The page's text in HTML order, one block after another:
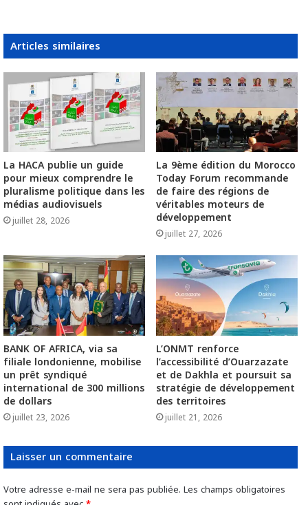
Articles similaires
La HACA publie un guide
pour mieux comprendre le
pluralisme politique dans les
médias audiovisuels
juillet 28, 2026
La 9ème édition du Morocco
Today Forum recommande
de faire des régions de
véritables moteurs de
développement
juillet 27, 2026
BANK OF AFRICA, via sa
filiale londonienne, mobilise
un prêt syndiqué
international de 300 millions
de dollars
juillet 23, 2026
L’ONMT renforce
l’accessibilité d’Ouarzazate
et de Dakhla et poursuit sa
stratégie de développement
des territoires
juillet 21, 2026
Laisser un commentaire
Votre adresse e-mail ne sera pas publiée. Les champs obligatoires